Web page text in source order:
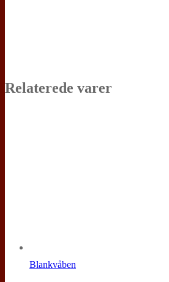
Relaterede varer
Blankvåben